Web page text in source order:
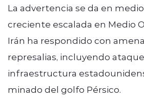
La advertencia se da en
creciente escalada en Medio
Irán ha respondido con
represalias, incluyendo
infraestructura
minado del golfo Pérsico.